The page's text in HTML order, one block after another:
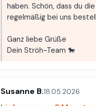
haben. Schön, dass du
regelmäßig bei uns
Ganz liebe Grüße
Dein Ströh-Team 🐎
Susanne B.18.05.2026